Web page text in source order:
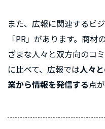
また、広報に関連するビ
「PR」があります。商
ざまな人々と双方向のコ
に比べて、広報では人々
業から情報を発信する点